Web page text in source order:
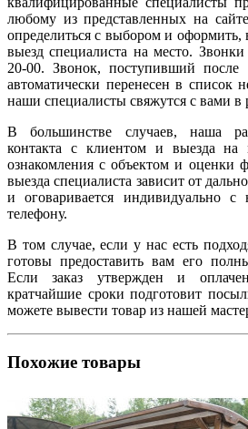
любому из представленных на
определиться с выбором и оформить,
выезд специалиста на место.
20-00. Звонок, поступивший
автоматически перенесен в список
наши специалисты свяжутся с вами в
В большинстве случаев, наша
контакта с клиентом и выезда на
ознакомления с объектом и оценки
выезда специалиста зависит от
и оговаривается индивидуально
телефону.
В том случае, если у нас есть
готовы предоставить вам его
Если заказ утвержден и
кратчайшие сроки подготовит
можете вывести товар из нашей
Похожие товары